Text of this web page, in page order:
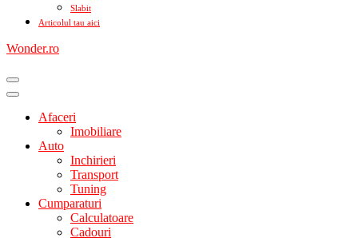
Slabit
Articolul tau aici
Wonder.ro
Afaceri
Imobiliare
Auto
Inchirieri
Transport
Tuning
Cumparaturi
Calculatoare
Cadouri